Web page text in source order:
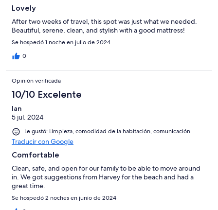
Lovely
After two weeks of travel, this spot was just what we needed.
Beautiful, serene, clean, and stylish with a good mattress!
Se hospedó 1 noche en julio de 2024
0
Opinión verificada
10/10 Excelente
Ian
5 jul. 2024
Le gustó: Limpieza, comodidad de la habitación, comunicación
Traducir con Google
Comfortable
Clean, safe, and open for our family to be able to move around
in. We got suggestions from Harvey for the beach and had a
great time.
Se hospedó 2 noches en junio de 2024